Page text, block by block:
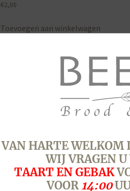
€2,00
Toevoegen aan winkelwagen
VAN HARTE
WIJ VRAGEN
TAART EN GEBAK
VOOR 14:00